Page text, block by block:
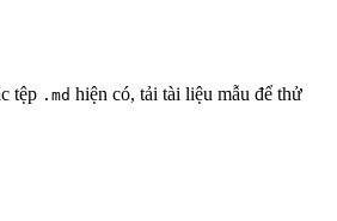
tệp .md hiện có, tải tài liệu mẫu để thử